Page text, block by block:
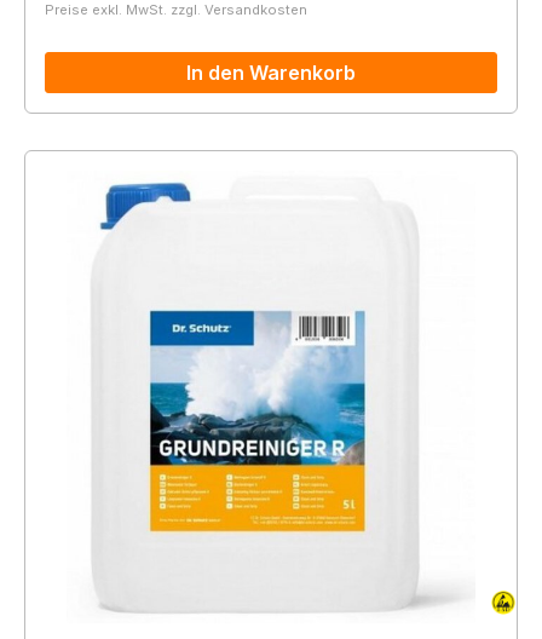
Preise exkl. MwSt. zzgl. Versandkosten
In den Warenkorb